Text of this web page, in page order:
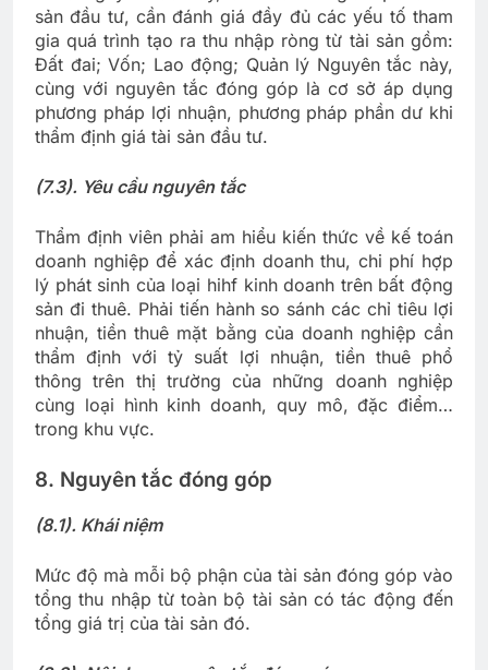
sản đầu tư, cần đánh giá đầy đủ các yếu tố tham
gia quá trình tạo ra thu nhập ròng từ tài sản gồm:
Đất đai; Vốn; Lao động; Quản lý Nguyên tắc này,
cùng với nguyên tắc đóng góp là cơ sở áp dụng
phương pháp lợi nhuận, phương pháp phần dư khi
thẩm định giá tài sản đầu tư.
(7.3). Yêu cầu nguyên tắc
Thẩm định viên phải am hiểu kiến thức về kế toán
doanh nghiệp để xác định doanh thu, chi phí hợp
lý phát sinh của loại hihf kinh doanh trên bất động
sản đi thuê. Phải tiến hành so sánh các chỉ tiêu lợi
nhuận, tiền thuê mặt bằng của doanh nghiệp cần
thẩm định với tỷ suất lợi nhuận, tiền thuê phổ
thông trên thị trường của những doanh nghiệp
cùng loại hình kinh doanh, quy mô, đặc điểm…
trong khu vực.
8. Nguyên tắc đóng góp
(8.1). Khái niệm
Mức độ mà mỗi bộ phận của tài sản đóng góp vào
tổng thu nhập từ toàn bộ tài sản có tác động đến
tổng giá trị của tài sản đó.